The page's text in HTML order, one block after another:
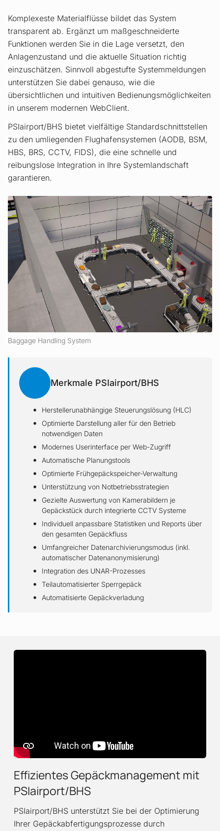
Komplexeste Materialflüsse bildet das System
transparent ab. Ergänzt um maßgeschneiderte
Funktionen werden Sie in die Lage versetzt, den
Anlagenzustand und die aktuelle Situation richtig
einzuschätzen. Sinnvoll abgestufte System­meldungen
unterstützen Sie dabei genauso, wie die
übersichtlichen und intuitiven Bedienungsmöglichkeiten
in unserem modernen WebClient.
PSIairport/BHS bietet vielfältige Standardschnittstellen
zu den umliegenden Flughafensystemen (AODB, BSM,
HBS, BRS, CCTV, FIDS), die eine schnelle und
reibungslose Integration in Ihre Systemlandschaft
garantieren.
Baggage Handling System
Merkmale PSIairport/BHS
Herstellerunabhängige Steuerungslösung (HLC)
Optimierte Darstellung aller für den Betrieb
notwendigen Daten
Modernes Userinterface per Web-Zugriff
Automatische Planungstools
Optimierte Frühgepäckspeicher-Verwaltung
Unterstützung von Notbetriebsstrategien
Gezielte Auswertung von Kamerabildern je
Gepäckstück durch integrierte CCTV Systeme
Individuell anpassbare Statistiken und Reports über
den gesamten Gepäckfluss
Umfangreicher Datenarchivierungsmodus (inkl.
automatischer Datenanonymisierung)
Integration des UNAR-Prozesses
Teilautomatisierter Sperrgepäck
Automatisierte Gepäckverladung
Effizientes Gepäck­manage­ment mit
PSIairport/BHS
PSIairport/BHS unterstützt Sie bei der Optimierung
Ihrer Gepäckabfertigungsprozesse durch